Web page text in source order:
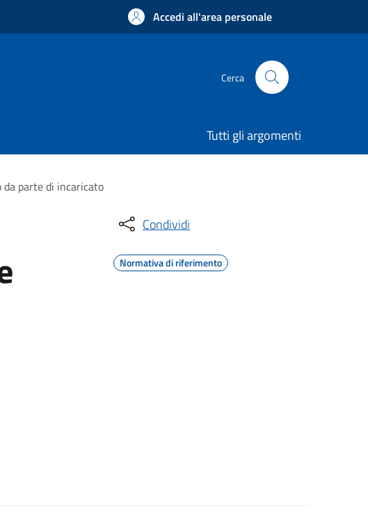
Accedi all'area personale
Cerca
Tutti gli argomenti
parte di incaricato
Condividi
Normativa di riferimento